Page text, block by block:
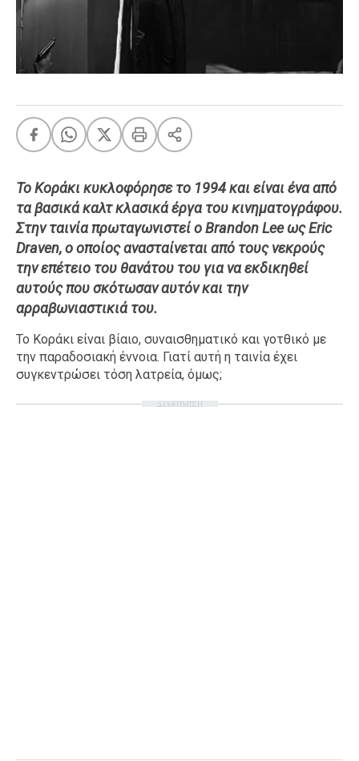
Eurovision
Retro
A-List LGBTQI+
Xmas
LIFE
Food
Body+Mind
Ταξίδια
Style
Σπίτι
Σχέσεις
Το Κοράκι κυκλοφόρησε το 1994 και είναι ένα από
τα βασικά καλτ κλασικά έργα του κινηματογράφου.
Στην ταινία πρωταγωνιστεί ο Brandon Lee ως Eric
Draven, ο οποίος ανασταίνεται από τους νεκρούς
την επέτειο του θανάτου του για να εκδικηθεί
αυτούς που σκότωσαν αυτόν και την
αρραβωνιαστικιά του.
Το Κοράκι είναι βίαιο, συναισθηματικό και γοτθικό με
την παραδοσιακή έννοια. Γιατί αυτή η ταινία έχει
συγκεντρώσει τόση λατρεία, όμως;
ΔΙΑΦΗΜΙΣΗ